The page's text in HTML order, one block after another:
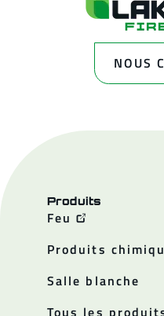
NOUS
Produits
Feu
Produits
Salle blanche
Tous les